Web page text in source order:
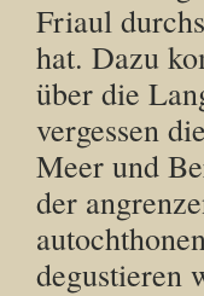
Friaul
hat. Dazu
über die
vergessen
Meer und
der
degustieren